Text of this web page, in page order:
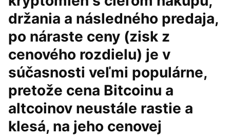
držania a následného predaja,
po náraste ceny (zisk z
cenového rozdielu) je v
súčasnosti veľmi populárne,
pretože cena Bitcoinu a
altcoinov neustále rastie a
klesá, na jeho cenovej